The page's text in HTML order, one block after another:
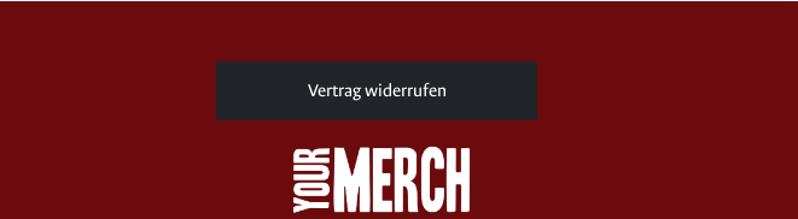
Vertrag widerrufen